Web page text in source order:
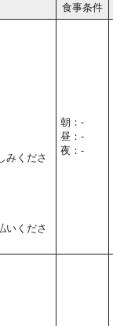
食事条件
みくださ
いくださ
朝：-
昼：-
夜：-